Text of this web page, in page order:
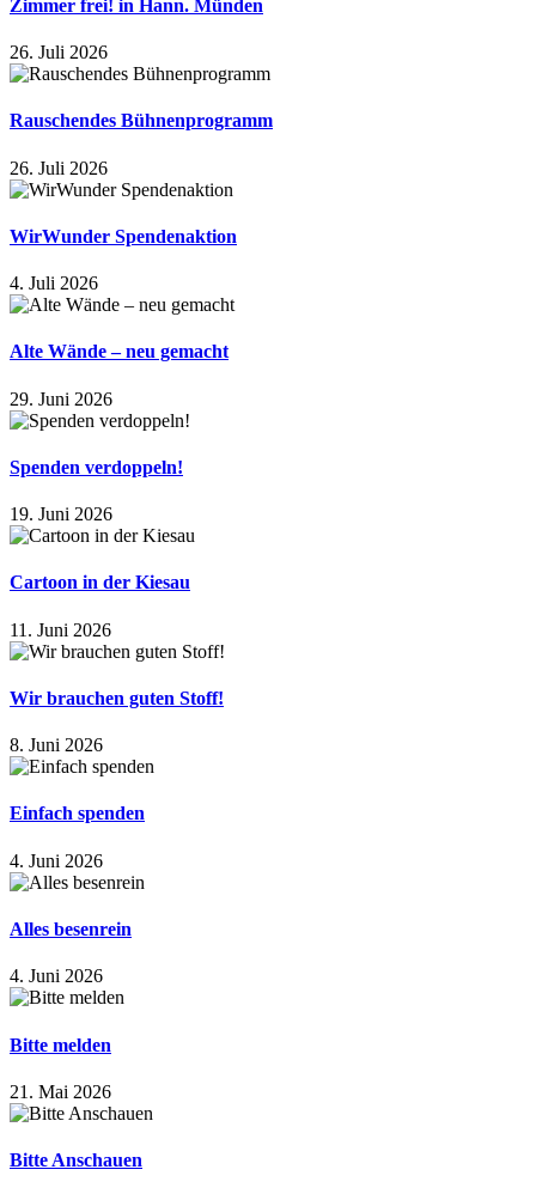
Zimmer frei! in Hann. Münden
26. Juli 2026
Rauschendes Bühnenprogramm
26. Juli 2026
WirWunder Spendenaktion
4. Juli 2026
Alte Wände – neu gemacht
29. Juni 2026
Spenden verdoppeln!
19. Juni 2026
Cartoon in der Kiesau
11. Juni 2026
Wir brauchen guten Stoff!
8. Juni 2026
Einfach spenden
4. Juni 2026
Alles besenrein
4. Juni 2026
Bitte melden
21. Mai 2026
Bitte Anschauen